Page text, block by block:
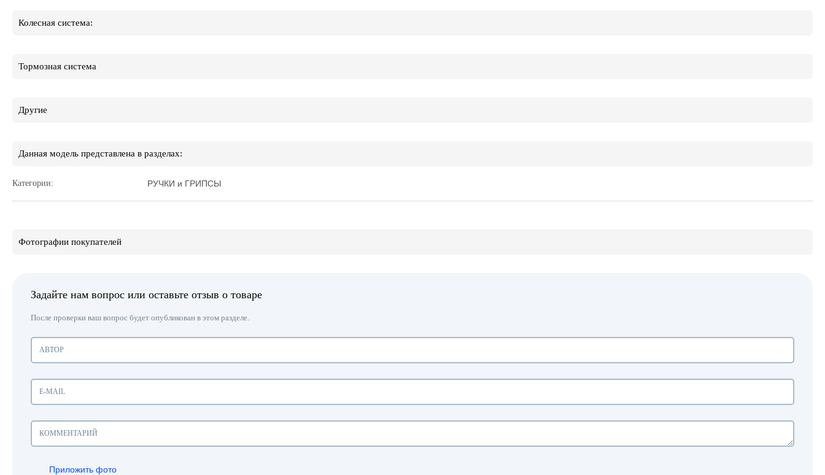
Колесная система:
Тормозная система
Другие
Данная модель представлена в разделах:
Категории: РУЧКИ и ГРИПСЫ
Фотографии покупателей
Задайте нам вопрос или оставьте отзыв о товаре
После проверки ваш вопрос будет опубликован в этом разделе.
Приложить фото